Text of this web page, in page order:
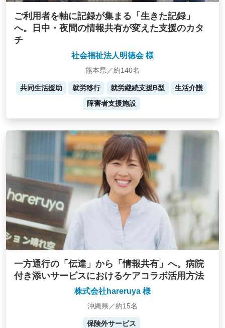
ご利用者を軸に記録が集まる「生きた記録」
へ。日中・夜間の情報共有が変えた支援のカタ
チ
社会福祉法人明徳会 様
熊本県／約140名
共同生活援助 就労移行 就労継続支援B型
生活介護
障害者支援施設
一方通行の「伝達」から「情報共有」へ。病院
付き添いサービスにおけるケアコラボ活用方法
株式会社hareruya 様
沖縄県／約15名
保険外サービス